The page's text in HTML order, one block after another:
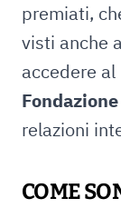
premiati,
visti anche
accedere al
relazioni
COME